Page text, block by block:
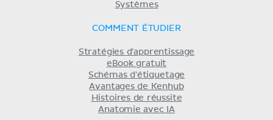
Systèmes
COMMENT ÉTUDIER
Stratégies d'apprentissage
eBook gratuit
Schémas d'étiquetage
Avantages de Kenhub
Histoires de réussite
Anatomie avec IA